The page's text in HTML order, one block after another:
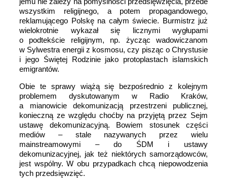
wszystkim religijnego, a potem propagandowego,
reklamującego Polskę na całym świecie. Burmistrz już
wielokrotnie wykazał się licznymi wygłupami
o podtekście religijnym, np. życząc wadowiczanom
w Sylwestra energii z kosmosu, czy pisząc o Chrystusie
i jego Świętej Rodzinie jako protoplastach islamskich
emigrantów.
Obie te sprawy wiążą się bezpośrednio z kolejnym
problemem dyskutowanym w Radio Kraków,
a mianowicie dekomunizacją przestrzeni publicznej,
konieczną ze względu choćby na przyjętą przez Sejm
ustawę dekomunizacyjną. Bowiem stosunek części
mediów – stale nazywanych przez wielu
mainstreamowymi – do ŚDM i ustawy
dekomunizacyjnej, jak też niektórych samorządowców,
jest wspólny. W obu przypadkach chcą niepowodzenia
tych przedsięwzięć.